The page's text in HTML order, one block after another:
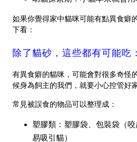
如果你覺得家中貓咪可能有點異食癖
下看：
除了貓砂，這些都有可能吃：
有異食癖的貓咪，可能會對很多奇怪
候身為飼主的我們，就要小心控管好
常見被誤食的物品可以整理成：
塑膠類：塑膠袋、包裝袋（
易吸引貓）